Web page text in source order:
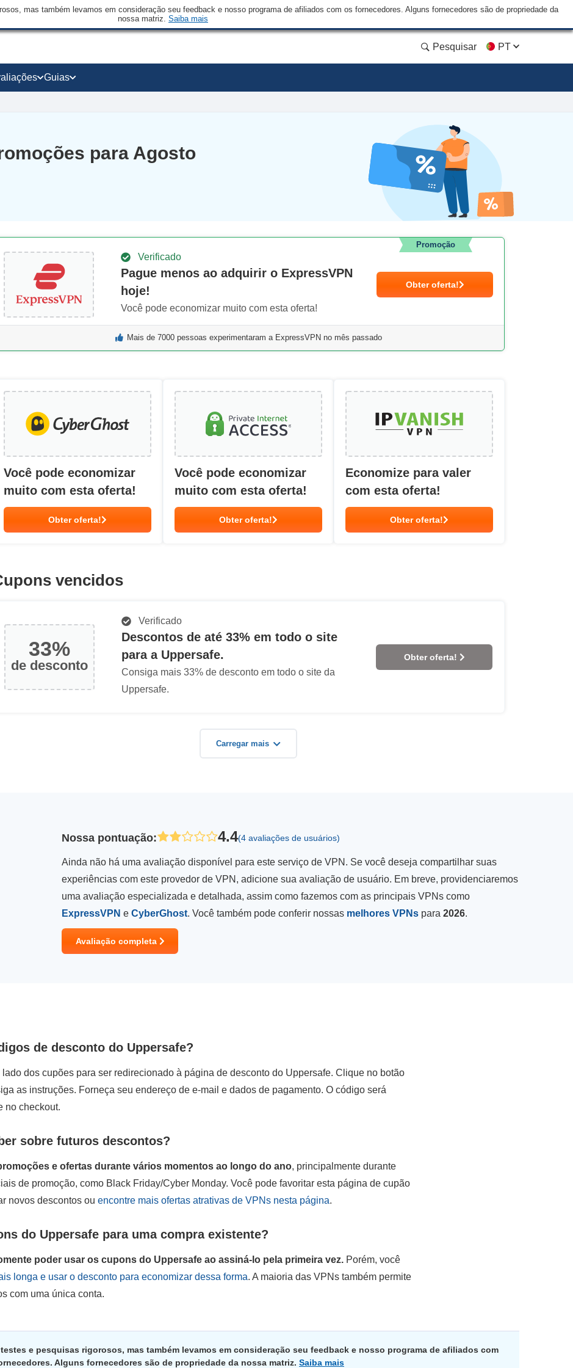
mas também levamos em consideração seu feedback e nosso programa de afiliados com os fornecedores. Alguns fornecedores são de propriedade da
nossa matriz. Saiba mais
Pesquisar PT
Guias
para Agosto
Verificado
Pague menos ao adquirir o ExpressVPN
hoje!
Você pode economizar muito com esta oferta!
Obter oferta!
Promoção
Mais de 7000 pessoas experimentaram a ExpressVPN no mês passado
Você pode economizar
muito com esta oferta!
Obter oferta!
Você pode economizar
muito com esta oferta!
Obter oferta!
Economize para valer
com esta oferta!
Obter oferta!
vencidos
33%
de desconto
Verificado
Descontos de até 33% em todo o site
para a Uppersafe.
Consiga mais 33% de desconto em todo o site da
Uppersafe.
Obter oferta!
Carregar mais
Nossa pontuação: 4.4(4 avaliações de usuários)
Ainda não há uma avaliação disponível para este serviço de VPN. Se você deseja compartilhar suas
experiências com este provedor de VPN, adicione sua avaliação de usuário. Em breve, providenciaremos
uma avaliação especializada e detalhada, assim como fazemos com as principais VPNs como
ExpressVPN e CyberGhost. Você também pode conferir nossas melhores VPNs para 2026.
Avaliação completa
de desconto do Uppersafe?
lado dos cupões para ser redirecionado à página de desconto do Uppersafe. Clique no botão
as instruções. Forneça seu endereço de e-mail e dados de pagamento. O código será
no checkout.
sobre futuros descontos?
e ofertas durante vários momentos ao longo do ano, principalmente durante
de promoção, como Black Friday/Cyber Monday. Você pode favoritar esta página de cupão
novos descontos ou encontre mais ofertas atrativas de VPNs nesta página.
do Uppersafe para uma compra existente?
poder usar os cupons do Uppersafe ao assiná-lo pela primeira vez. Porém, você
longa e usar o desconto para economizar dessa forma. A maioria das VPNs também permite
com uma única conta.
e pesquisas rigorosos, mas também levamos em consideração seu feedback e nosso programa de afiliados com
Alguns fornecedores são de propriedade da nossa matriz. Saiba mais